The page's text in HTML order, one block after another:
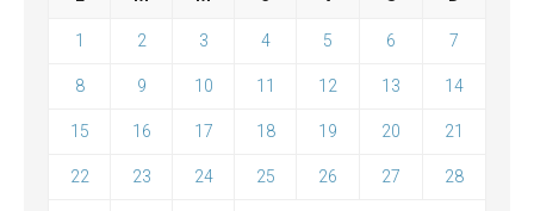
1 2 3 4 5 6 7
8 9 10 11 12 13 14
15 16 17 18 19 20 21
22 23 24 25 26 27 28